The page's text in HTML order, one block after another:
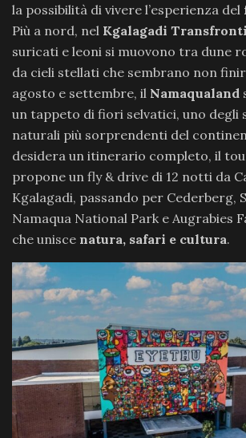
la possibilità di vivere l’esperienza del
Più a nord, nel Kgalagadi
suricati e leoni si muovono tra dune
da cieli stellati che sembrano non
agosto e settembre, il Namaqualand
un tappeto di fiori selvatici, uno degli
naturali più sorprendenti del
desidera un itinerario completo, il
propone un fly & drive di 12 notti da
Kgalagadi, passando per Cederberg,
Namaqua National Park e Augrabies
che unisce natura, safari e cultura.